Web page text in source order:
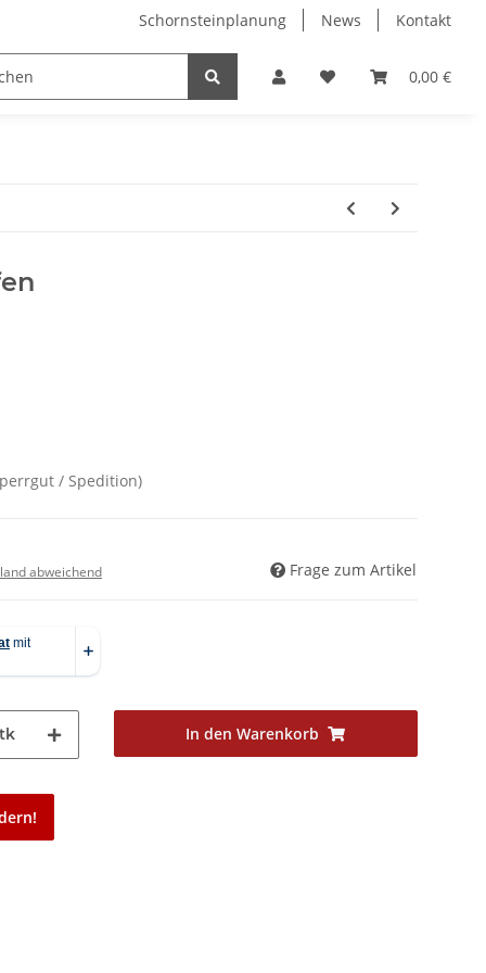
Schornsteinplanung News Kontakt
0,00 €
/ Spedition)
abweichend Frage zum Artikel
In den Warenkorb